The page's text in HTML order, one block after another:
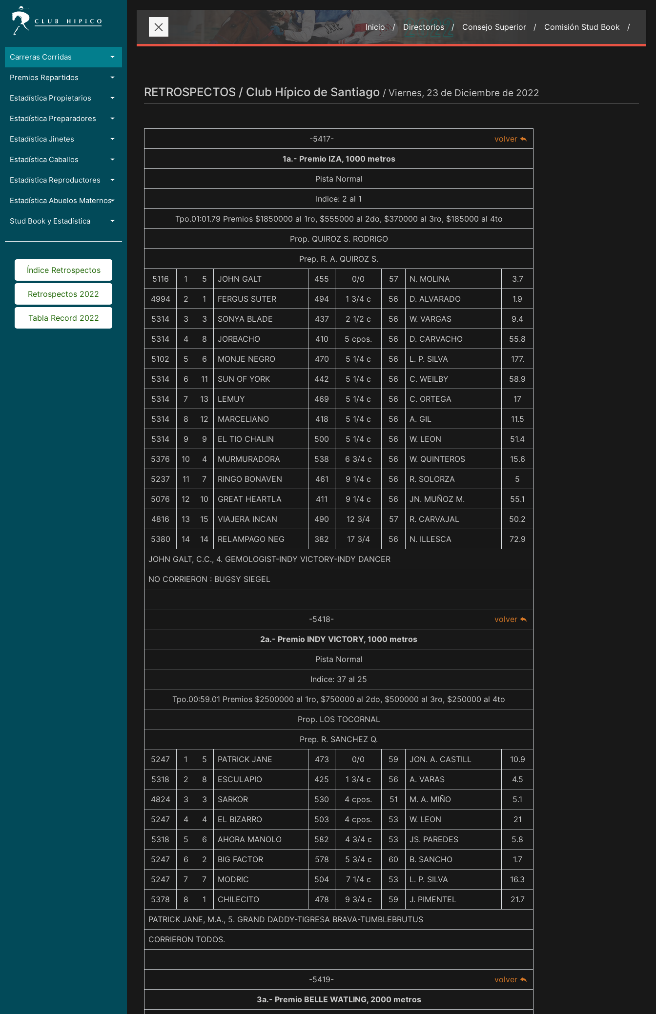
Carreras Corridas
Premios Repartidos
Estadística Propietarios
Estadística Preparadores
Estadística Jinetes
Estadística Caballos
Estadística Reproductores
Estadística Abuelos Maternos
Stud Book y Estadística
Índice Retrospectos
Retrospectos 2022
Tabla Record 2022
Inicio / Directorios / Consejo Superior / Comisión Stud Book /
RETROSPECTOS / Club Hípico de Santiago / Viernes, 23 de Diciembre de 2022
-5417- volver
1a.- Premio IZA, 1000 metros
Pista Normal
Indice: 2 al 1
Tpo.01:01.79 Premios $1850000 al 1ro, $555000 al 2do, $370000 al 3ro, $185000 al 4to
Prop. QUIROZ S. RODRIGO
Prep. R. A. QUIROZ S.
5116 1 5 JOHN GALT 455 0/0 57 N. MOLINA 3.7
4994 2 1 FERGUS SUTER 494 1 3/4 c 56 D. ALVARADO 1.9
5314 3 3 SONYA BLADE 437 2 1/2 c 56 W. VARGAS 9.4
5314 4 8 JORBACHO 410 5 cpos. 56 D. CARVACHO 55.8
5102 5 6 MONJE NEGRO 470 5 1/4 c 56 L. P. SILVA 177.
5314 6 11 SUN OF YORK 442 5 1/4 c 56 C. WEILBY 58.9
5314 7 13 LEMUY 469 5 1/4 c 56 C. ORTEGA 17
5314 8 12 MARCELIANO 418 5 1/4 c 56 A. GIL 11.5
5314 9 9 EL TIO CHALIN 500 5 1/4 c 56 W. LEON 51.4
5376 10 4 MURMURADORA 538 6 3/4 c 56 W. QUINTEROS 15.6
5237 11 7 RINGO BONAVEN 461 9 1/4 c 56 R. SOLORZA 5
5076 12 10 GREAT HEARTLA 411 9 1/4 c 56 JN. MUÑOZ M. 55.1
4816 13 15 VIAJERA INCAN 490 12 3/4 57 R. CARVAJAL 50.2
5380 14 14 RELAMPAGO NEG 382 17 3/4 56 N. ILLESCA 72.9
JOHN GALT, C.C., 4. GEMOLOGIST-INDY VICTORY-INDY DANCER
NO CORRIERON : BUGSY SIEGEL
-5418- volver
2a.- Premio INDY VICTORY, 1000 metros
Pista Normal
Indice: 37 al 25
Tpo.00:59.01 Premios $2500000 al 1ro, $750000 al 2do, $500000 al 3ro, $250000 al 4to
Prop. LOS TOCORNAL
Prep. R. SANCHEZ Q.
5247 1 5 PATRICK JANE 473 0/0 59 JON. A. CASTILL 10.9
5318 2 8 ESCULAPIO 425 1 3/4 c 56 A. VARAS 4.5
4824 3 3 SARKOR 530 4 cpos. 51 M. A. MIÑO 5.1
5247 4 4 EL BIZARRO 503 4 cpos. 53 W. LEON 21
5318 5 6 AHORA MANOLO 582 4 3/4 c 53 JS. PAREDES 5.8
5247 6 2 BIG FACTOR 578 5 3/4 c 60 B. SANCHO 1.7
5247 7 7 MODRIC 504 7 1/4 c 53 L. P. SILVA 16.3
5378 8 1 CHILECITO 478 9 3/4 c 59 J. PIMENTEL 21.7
PATRICK JANE, M.A., 5. GRAND DADDY-TIGRESA BRAVA-TUMBLEBRUTUS
CORRIERON TODOS.
-5419- volver
3a.- Premio BELLE WATLING, 2000 metros